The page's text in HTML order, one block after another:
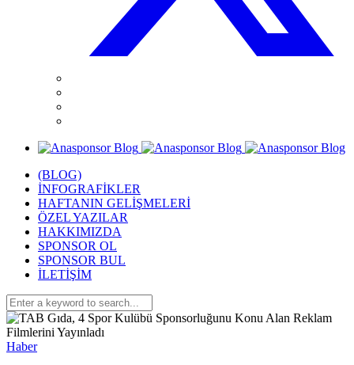
(BLOG)
İNFOGRAFİKLER
HAFTANIN GELİŞMELERİ
ÖZEL YAZILAR
HAKKIMIZDA
SPONSOR OL
SPONSOR BUL
İLETİŞİM
Haber